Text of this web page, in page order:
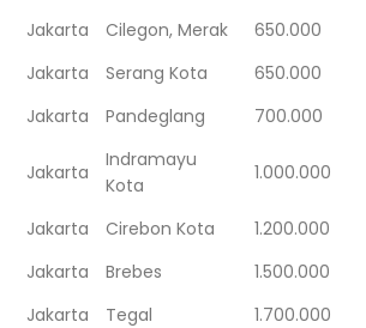
Jakarta
Cilegon, Merak 650.000
Jakarta
Serang Kota 650.000
Jakarta
Pandeglang 700.000
Jakarta
Indramayu
Kota
1.000.000
Jakarta Cirebon Kota 1.200.000
Jakarta
Brebes 1.500.000
Jakarta
Tegal 1.700.000